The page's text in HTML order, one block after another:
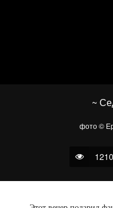
фото ©
~
1210